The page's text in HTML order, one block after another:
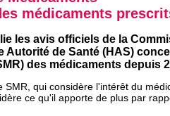
médicaments
les avis officiels de la
Autorité de Santé (HAS)
des médicaments depuis
SMR, qui considère l'intérêt du
ce qu'il apporte de plus par